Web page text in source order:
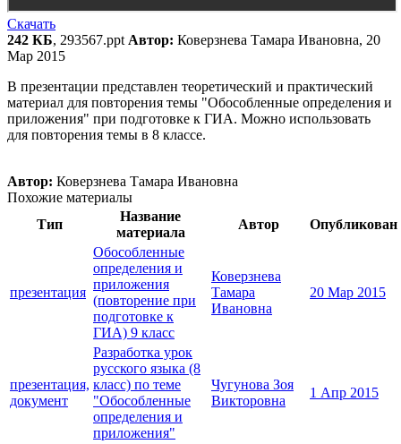
Скачать
242 КБ, 293567.ppt Автор: Коверзнева Тамара Ивановна, 20
Мар 2015
В презентации представлен теоретический и практический
материал для повторения темы "Обособленные определения и
приложения" при подготовке к ГИА. Можно использовать
для повторения темы в 8 классе.
Автор: Коверзнева Тамара Ивановна
Похожие материалы
Тип
Название
материала
Автор Опубликован
презентация
Обособленные
определения и
приложения
(повторение при
подготовке к
ГИА) 9 класс
Коверзнева
Тамара
Ивановна
20 Мар 2015
презентация,
документ
Разработка урок
русского языка (8
класс) по теме
"Обособленные
определения и
приложения"
Чугунова Зоя
Викторовна
1 Апр 2015